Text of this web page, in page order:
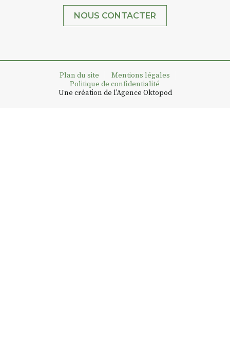
NOUS CONTACTER
Plan du site
Mentions légales
Politique de confidentialité
Une création de l'Agence Oktopod